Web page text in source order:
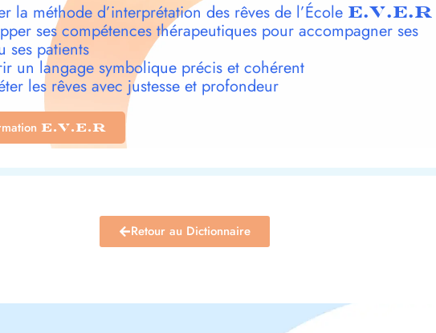
la méthode d’interprétation des rêves de l’École E.V.E.R
ses compétences thérapeutiques pour accompagner ses
ses patients
un langage symbolique précis et cohérent
les rêves avec justesse et profondeur
E.V.E.R
Retour au Dictionnaire